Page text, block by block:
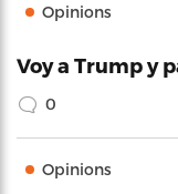
Opinions
Voy a Trump y
0
Opinions